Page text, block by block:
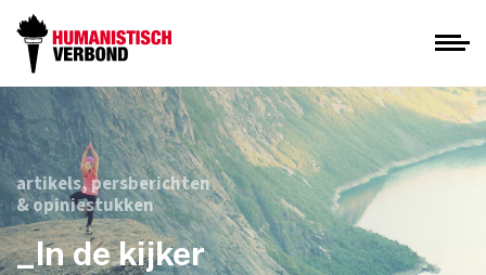
artikels, persberichten
& opiniestukken
_In de kijker